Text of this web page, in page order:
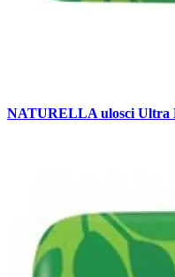
NATURELLA ulosci Ultra